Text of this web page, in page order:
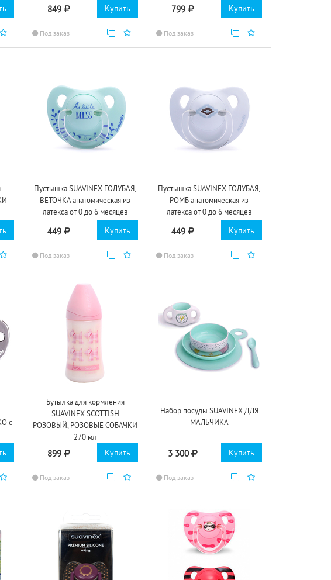
849
Под заказ
Купить 799
Под заказ
Купить
Пустышка SUAVINEX ГОЛУБАЯ,
ВЕТОЧКА анатомическая из
латекса от 0 до 6 месяцев
449
Под заказ
Купить
Пустышка SUAVINEX ГОЛУБАЯ,
РОМБ анатомическая из
латекса от 0 до 6 месяцев
449
Под заказ
Купить
с
Бутылка для кормления
SUAVINEX SCOTTISH
РОЗОВЫЙ, РОЗОВЫЕ СОБАЧКИ
270 мл
899
Под заказ
Купить
Набор посуды SUAVINEX ДЛЯ
МАЛЬЧИКА
3 300
Под заказ
Купить